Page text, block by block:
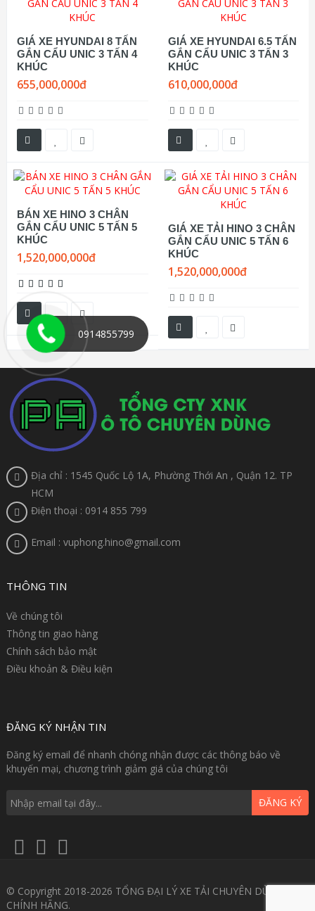
GIÁ XE HYUNDAI 8 TẤN
GẮN CẨU UNIC 3 TẤN 4
KHÚC
655,000,000đ
GIÁ XE HYUNDAI 6.5 TẤN
GẮN CẨU UNIC 3 TẤN 3
KHÚC
610,000,000đ
BÁN XE HINO 3 CHÂN
GẮN CẨU UNIC 5 TẤN 5
KHÚC
1,520,000,000đ
GIÁ XE TẢI HINO 3 CHÂN
GẮN CẨU UNIC 5 TẤN 6
KHÚC
1,520,000,000đ
Địa chỉ : 1545 Quốc Lộ 1A, Phường Thới An , Quận 12. TP
HCM
Điện thoại : 0914 855 799
Email : vuphong.hino@gmail.com
THÔNG TIN
Về chúng tôi
Thông tin giao hàng
Chính sách bảo mật
Điều khoản & Điều kiện
ĐĂNG KÝ NHẬN TIN
Đăng ký email để nhanh chóng nhận được các thông báo về
khuyến mại, chương trình giảm giá của chúng tôi
ĐĂNG KÝ
© Copyright 2018-2026 TỔNG ĐẠI LÝ XE TẢI CHUYÊN DÙNG GIÁ
CHÍNH HÃNG.
0914855799